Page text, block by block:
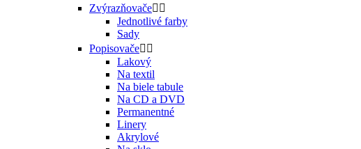
Zvýrazňovače 
Jednotlivé farby
Sady
Popisovače 
Lakový
Na textil
Na biele tabule
Na CD a DVD
Permanentné
Linery
Akrylové